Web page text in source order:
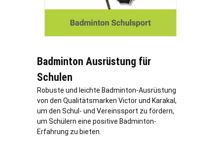
Badminton Ausrüstung für
Schulen
Robuste und leichte Badminton-Ausrüstung
von den Qualitätsmarken Victor und Karakal,
um den Schul- und Vereinssport zu fördern,
um Schülern eine positive Badminton-
Erfahrung zu bieten.